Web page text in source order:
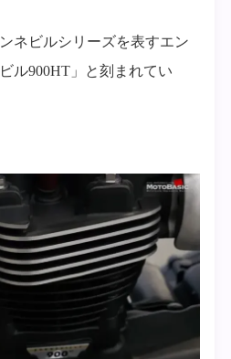
ネビルシリーズを表すエン
ル900HT」と刻まれてい